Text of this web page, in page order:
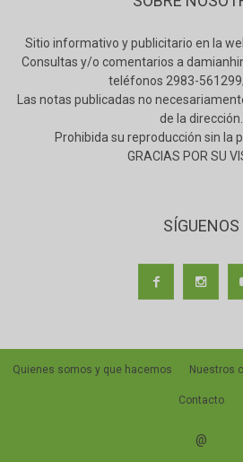
Sitio informativo y publicitario en la
Consultas y/o comentarios a
teléfonos 2983-
Las notas publicadas no
de la dirección.
Prohibida su reproducción sin la
GRACIAS POR SU
SÍGUENOS
Quienes somos y que hacemos Nuestros
Contacto
@